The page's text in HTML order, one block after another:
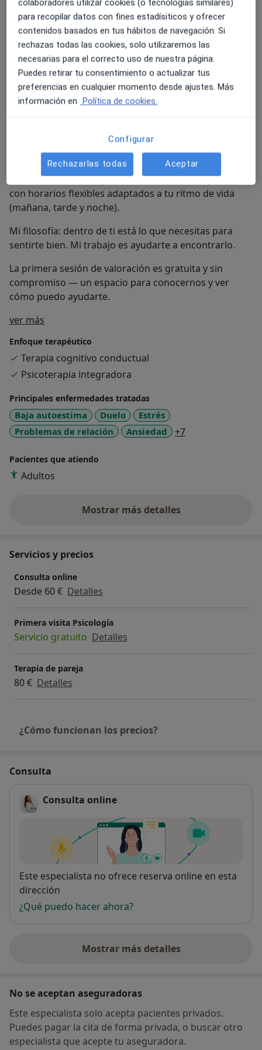
¿En qué puedo ayudarte?
Ansiedad, estrés y gestión emocional
Autoestima y crecimiento personal
Relaciones, comunicación y límites
Terapia de pareja y familiar
Bienestar emocional general
Atiendo 100% online por videollamada, en español,
con horarios flexibles adaptados a tu ritmo de vida
(mañana, tarde y noche).
Mi filosofía: dentro de ti está lo que necesitas para
sentirte bien. Mi trabajo es ayudarte a encontrarlo.
La primera sesión de valoración es gratuita y sin
compromiso — un espacio para conocernos y ver
cómo puedo ayudarte.
ver más
Enfoque terapéutico
Terapia cognitivo conductual
Psicoterapia integradora
Principales enfermedades tratadas
Baja autoestima Duelo
Estrés
Problemas de relación
Ansiedad +7
Pacientes que atiendo
Adultos
Mostrar más detalles
sobre la experiencia
Servicios y precios
Consulta online
Desde 60 € Detalles
Primera visita Psicología
Servicio gratuito Detalles
Terapia de pareja
80 € Detalles
¿Cómo funcionan los precios?
Consulta
Consulta online
Disponibilidad
Este especialista no ofrece reserva online en esta
dirección
¿Qué puedo hacer ahora?
Mostrar más detalles
sobre la dirección
No se aceptan aseguradoras
Este especialista solo acepta pacientes privados.
Puedes pagar la cita de forma privada, o buscar otro
especialista que acepte tu aseguradora.
colaboradores utilizar cookies (o tecnologías similares)
para recopilar datos con fines estadísiticos y ofrecer
contenidos basados en tus hábitos de navegación. Si
rechazas todas las cookies, solo utilizaremos las
necesarias para el correcto uso de nuestra página.
Puedes retirar tu consentimiento o actualizar tus
preferencias en cualquier momento desde ajustes. Más
información en Política de cookies.
Configurar
Rechazarlas todas Aceptar